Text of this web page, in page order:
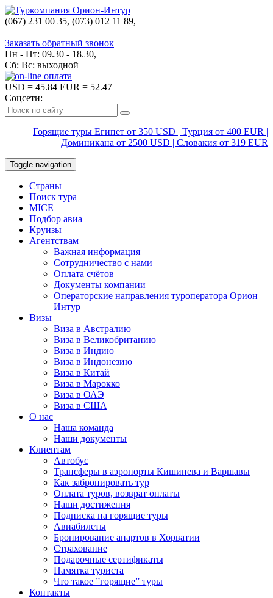
(067) 231 00 35, (073) 012 11 89,
Заказать обратный звонок
Пн - Пт: 09.30 - 18.30,
Сб: Вс: выходной
USD = 45.84 EUR = 52.47
Соцсети:
Горящие туры Египет от 350 USD | Турция от 400 EUR |
Доминикана от 2500 USD | Словакия от 319 EUR
Toggle navigation
Страны
Поиск тура
MICE
Подбор авиа
Круизы
Агентствам
Важная информация
Сотрудничество с нами
Оплата счётов
Документы компании
Операторские направления туроператора Орион
Интур
Визы
Виза в Австралию
Виза в Великобританию
Виза в Индию
Виза в Индонезию
Виза в Китай
Виза в Марокко
Виза в ОАЭ
Виза в США
О нас
Наша команда
Наши документы
Клиентам
Автобус
Трансферы в аэропорты Кишинева и Варшавы
Как забронировать тур
Оплата туров, возврат оплаты
Наши достижения
Подписка на горящие туры
Авиабилеты
Бронирование апартов в Хорватии
Страхование
Подарочные сертификаты
Памятка туриста
Что такое ”горящие” туры
Контакты